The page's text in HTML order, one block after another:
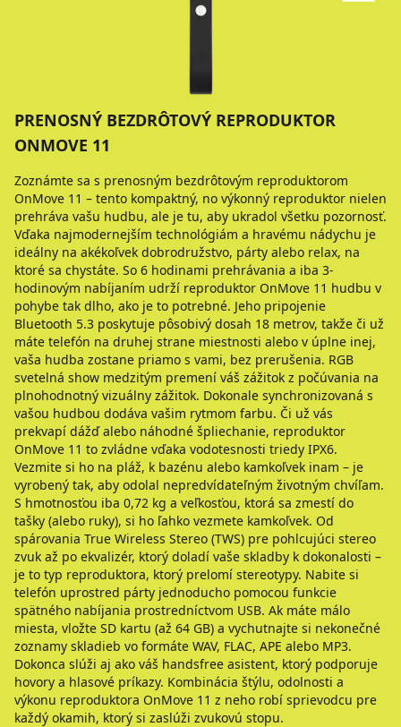
PRENOSNÝ BEZDRÔTOVÝ REPRODUKTOR
ONMOVE 11
Zoznámte sa s prenosným bezdrôtovým reproduktorom
OnMove 11 – tento kompaktný, no výkonný reproduktor nielen
prehráva vašu hudbu, ale je tu, aby ukradol všetku pozornosť.
Vďaka najmodernejším technológiám a hravému nádychu je
ideálny na akékoľvek dobrodružstvo, párty alebo relax, na
ktoré sa chystáte. So 6 hodinami prehrávania a iba 3-
hodinovým nabíjaním udrží reproduktor OnMove 11 hudbu v
pohybe tak dlho, ako je to potrebné. Jeho pripojenie
Bluetooth 5.3 poskytuje pôsobivý dosah 18 metrov, takže či už
máte telefón na druhej strane miestnosti alebo v úplne inej,
vaša hudba zostane priamo s vami, bez prerušenia. RGB
svetelná show medzitým premení váš zážitok z počúvania na
plnohodnotný vizuálny zážitok. Dokonale synchronizovaná s
vašou hudbou dodáva vašim rytmom farbu. Či už vás
prekvapí dážď alebo náhodné špliechanie, reproduktor
OnMove 11 to zvládne vďaka vodotesnosti triedy IPX6.
Vezmite si ho na pláž, k bazénu alebo kamkoľvek inam – je
vyrobený tak, aby odolal nepredvídateľným životným chvíľam.
S hmotnosťou iba 0,72 kg a veľkosťou, ktorá sa zmestí do
tašky (alebo ruky), si ho ľahko vezmete kamkoľvek. Od
spárovania True Wireless Stereo (TWS) pre pohlcujúci stereo
zvuk až po ekvalizér, ktorý doladí vaše skladby k dokonalosti –
je to typ reproduktora, ktorý prelomí stereotypy. Nabite si
telefón uprostred párty jednoducho pomocou funkcie
spätného nabíjania prostredníctvom USB. Ak máte málo
miesta, vložte SD kartu (až 64 GB) a vychutnajte si nekonečné
zoznamy skladieb vo formáte WAV, FLAC, APE alebo MP3.
Dokonca slúži aj ako váš handsfree asistent, ktorý podporuje
hovory a hlasové príkazy. Kombinácia štýlu, odolnosti a
výkonu reproduktora OnMove 11 z neho robí sprievodcu pre
každý okamih, ktorý si zaslúži zvukovú stopu.